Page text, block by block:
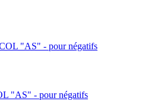
"AS" - pour négatifs